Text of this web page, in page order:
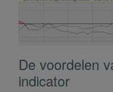
De voordelen
indicator